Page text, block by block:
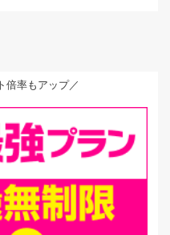
倍率もアップ／